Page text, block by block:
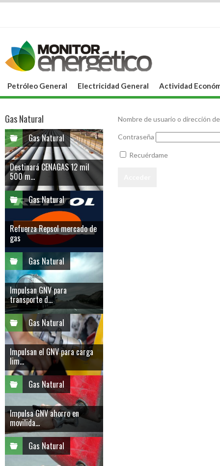
Petróleo General Electricidad General Actividad
Nombre de usuario o dirección
Contraseña
Recuérdame
Gas Natural
Gas Natural
Destinará CENAGAS 12 mil
500 m...
Gas Natural
Refuerza Repsol mercado de
gas
Gas Natural
Impulsan GNV para
transporte d...
Gas Natural
Impulsan el GNV para carga
lim...
Gas Natural
Impulsa GNV ahorro en
movilida...
Gas Natural